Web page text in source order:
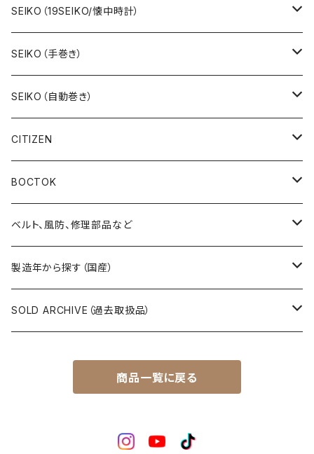
SEIKO（19SEIKO/懐中時計）
19SEIKO（7石）
19SEIKO（15石）
19SEIKO（21石）
その他の懐中時計
SEIKO（手巻き）
キングセイコー（KINGSEIKO）
クラウン（CROWN）
クロノス（CRONOS）
スカイライナー（SKYLINER）
スポーツマン（SPORTSMAN）
チャンピオン（CHAMPION）
ユニーク（UNIQUE）
SEIKO（自動巻き）
5アクタス（5ACTUS）
5”スポーツ”（5”SPORTS”）
5デラックス（DX）
スポーツマチック（SPORTSMATIC）
セイコーマチック（SEIKOMATIC）
プレスマチック（PRESSMATIC）
CITIZEN
手巻き腕時計
自動巻き腕時計
BOCTOK
Amphibia/アンフィビア
Komandirskie/コマンダスキー
Komandirskie Jr/コマンダスキージュニア
ベルト、風防、修理部品など
ステンレスベルト
風防（修理、交換用）
製造年から探す（国産）
1940年代
SOLD ARCHIVE（過去取扱品）
商品一覧に戻る